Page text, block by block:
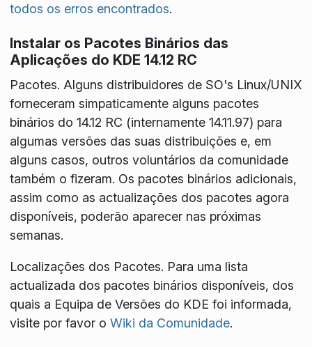
todos os erros encontrados.
Instalar os Pacotes Binários das
Aplicações do KDE 14.12 RC
Pacotes. Alguns distribuidores de SO's Linux/UNIX
forneceram simpaticamente alguns pacotes
binários do 14.12 RC (internamente 14.11.97) para
algumas versões das suas distribuições e, em
alguns casos, outros voluntários da comunidade
também o fizeram. Os pacotes binários adicionais,
assim como as actualizações dos pacotes agora
disponíveis, poderão aparecer nas próximas
semanas.
Localizações dos Pacotes. Para uma lista
actualizada dos pacotes binários disponíveis, dos
quais a Equipa de Versões do KDE foi informada,
visite por favor o Wiki da Comunidade.